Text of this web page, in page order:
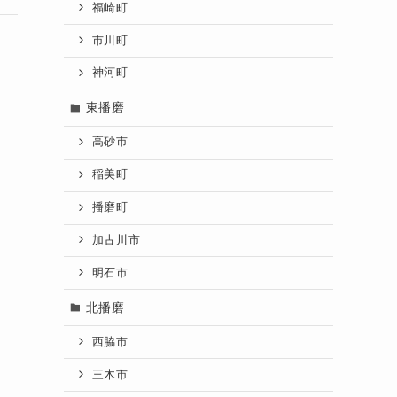
福崎町
市川町
神河町
東播磨
高砂市
稲美町
播磨町
加古川市
明石市
北播磨
西脇市
三木市